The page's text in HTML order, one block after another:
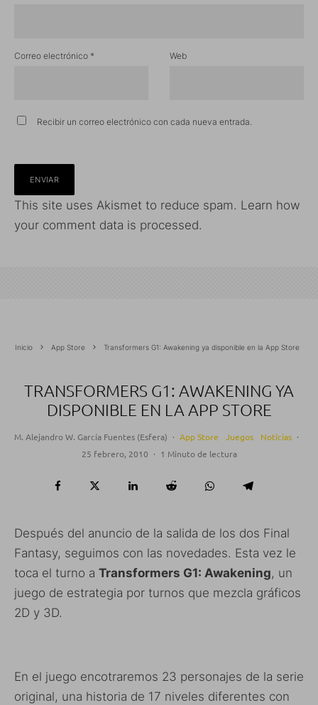
Correo electrónico * Web
Recibir un correo electrónico con cada nueva entrada.
This site uses Akismet to reduce spam. Learn how
your comment data is processed.
Inicio App Store Transformers G1: Awakening ya disponible en la App Store
TRANSFORMERS G1: AWAKENING YA
DISPONIBLE EN LA APP STORE
M. Alejandro W. García Fuentes (Esfera) · App Store Juegos Noticias ·
25 febrero, 2010 · 1 Minuto de lectura
Después del anuncio de la salida de los dos Final
Fantasy, seguimos con las novedades. Esta vez le
toca el turno a Transformers G1: Awakening, un
juego de estrategia por turnos que mezcla gráficos
2D y 3D.
En el juego encotraremos 23 personajes de la serie
original, una historia de 17 niveles diferentes con